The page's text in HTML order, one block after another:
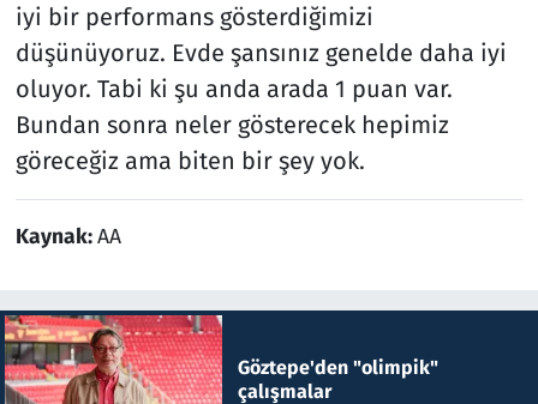
iyi bir performans gösterdiğimizi
düşünüyoruz. Evde şansınız genelde daha iyi
oluyor. Tabi ki şu anda arada 1 puan var.
Bundan sonra neler gösterecek hepimiz
göreceğiz ama biten bir şey yok.
Kaynak:AA
Göztepe'den "olimpik"
çalışmalar